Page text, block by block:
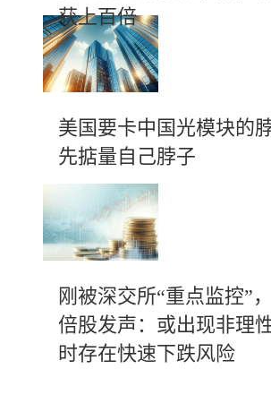
获上百倍
美国要卡中国光模块的
先掂量自己脖子
刚被深交所“重点监控”
倍股发声：或出现非理
时存在快速下跌风险